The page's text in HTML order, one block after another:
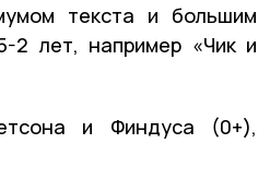
текста и большим
2 лет, например «Чик и
и Финдуса (0+),